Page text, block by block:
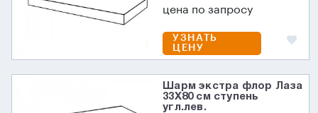
цена по запросу
УЗНАТЬ
ЦЕНУ
Шарм экстра флор Лаза
33X80 см ступень
угл.лев.